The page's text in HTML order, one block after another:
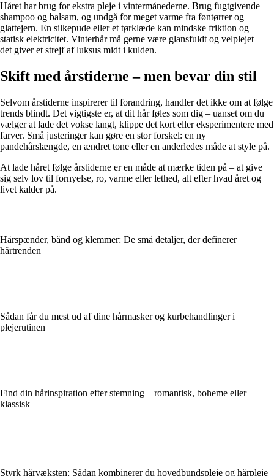
Håret har brug for ekstra pleje i vintermånederne. Brug fugtgivende
shampoo og balsam, og undgå for meget varme fra føntørrer og
glattejern. En silkepude eller et tørklæde kan mindske friktion og
statisk elektricitet. Vinterhår må gerne være glansfuldt og velplejet –
det giver et strejf af luksus midt i kulden.
Skift med årstiderne – men bevar din stil
Selvom årstiderne inspirerer til forandring, handler det ikke om at følge
trends blindt. Det vigtigste er, at dit hår føles som dig – uanset om du
vælger at lade det vokse langt, klippe det kort eller eksperimentere med
farver. Små justeringer kan gøre en stor forskel: en ny
pandehårslængde, en ændret tone eller en anderledes måde at style på.
At lade håret følge årstiderne er en måde at mærke tiden på – at give
sig selv lov til fornyelse, ro, varme eller lethed, alt efter hvad året og
livet kalder på.
Hårspænder, bånd og klemmer: De små detaljer, der definerer
hårtrenden
Sådan får du mest ud af dine hårmasker og kurbehandlinger i
plejerutinen
Find din hårinspiration efter stemning – romantisk, boheme eller
klassisk
Styrk hårvæksten: Sådan kombinerer du hovedbundspleje og hårpleje